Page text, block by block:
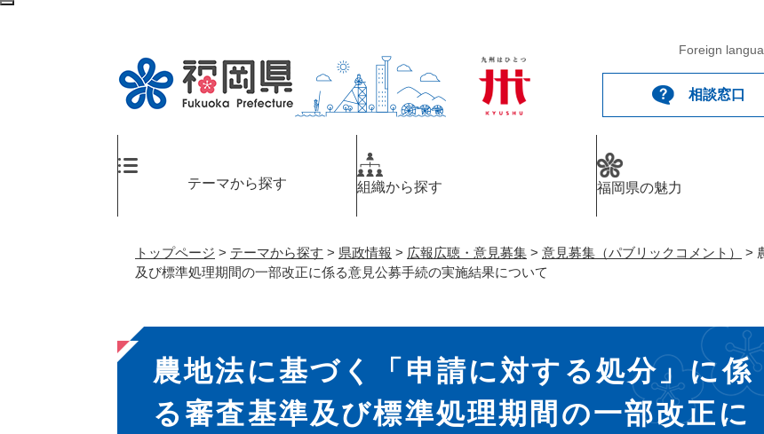
ペ
Foreign
相談窓口
テーマから探す 組織から探す 福岡県の魅力
トップページ > テーマから探す > 県政情報 > 広報広聴・意見募集 > 意見募集（パブリックコメント） >
及び標準処理期間の一部改正に係る意見公募手続の実施結果について
本
文
農地法に基づく「申請に対する処分」に係
る審査基準及び標準処理期間の一部改正に